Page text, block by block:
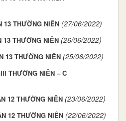
13 THƯỜNG NIÊN (27/06/2022)
THƯỜNG NIÊN (26/06/2022)
13 THƯỜNG NIÊN (25/06/2022)
THƯỜNG NIÊN – C
12 THƯỜNG NIÊN (23/06/2022)
12 THƯỜNG NIÊN (22/06/2022)